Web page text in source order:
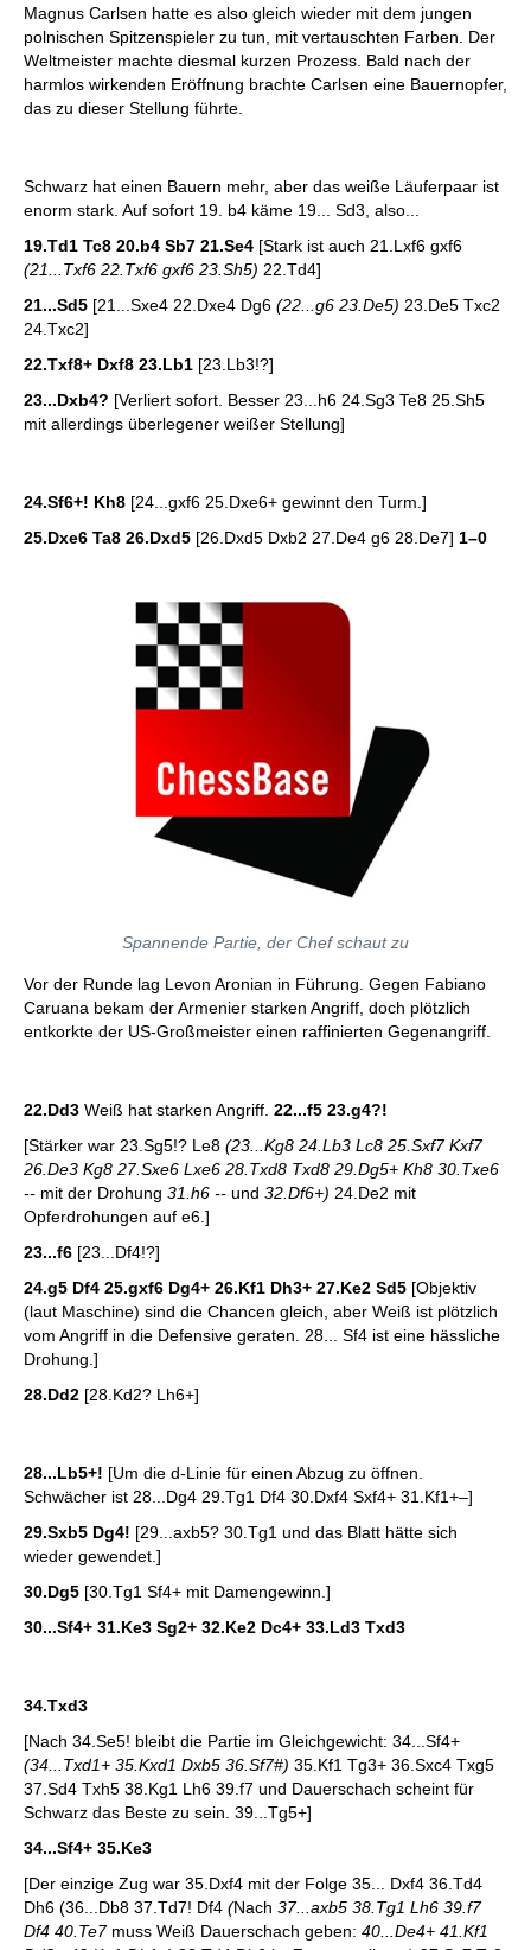
Magnus Carlsen hatte es also gleich wieder mit dem jungen
polnischen Spitzenspieler zu tun, mit vertauschten Farben. Der
Weltmeister machte diesmal kurzen Prozess. Bald nach der
harmlos wirkenden Eröffnung brachte Carlsen eine Bauernopfer,
das zu dieser Stellung führte.
Schwarz hat einen Bauern mehr, aber das weiße Läuferpaar ist
enorm stark. Auf sofort 19. b4 käme 19... Sd3, also...
19.Td1 Tc8 20.b4 Sb7 21.Se4 [Stark ist auch 21.Lxf6 gxf6
(21...Txf6 22.Txf6 gxf6 23.Sh5) 22.Td4]
21...Sd5 [21...Sxe4 22.Dxe4 Dg6 (22...g6 23.De5) 23.De5 Txc2
24.Txc2]
22.Txf8+ Dxf8 23.Lb1 [23.Lb3!?]
23...Dxb4? [Verliert sofort. Besser 23...h6 24.Sg3 Te8 25.Sh5
mit allerdings überlegener weißer Stellung]
24.Sf6+! Kh8 [24...gxf6 25.Dxe6+ gewinnt den Turm.]
25.Dxe6 Ta8 26.Dxd5 [26.Dxd5 Dxb2 27.De4 g6 28.De7] 1–0
Spannende Partie, der Chef schaut zu
Vor der Runde lag Levon Aronian in Führung. Gegen Fabiano
Caruana bekam der Armenier starken Angriff, doch plötzlich
entkorkte der US-Großmeister einen raffinierten Gegenangriff.
22.Dd3 Weiß hat starken Angriff. 22...f5 23.g4?!
[Stärker war 23.Sg5!? Le8 (23...Kg8 24.Lb3 Lc8 25.Sxf7 Kxf7
26.De3 Kg8 27.Sxe6 Lxe6 28.Txd8 Txd8 29.Dg5+ Kh8 30.Txe6
-- mit der Drohung 31.h6 -- und 32.Df6+) 24.De2 mit
Opferdrohungen auf e6.]
23...f6 [23...Df4!?]
24.g5 Df4 25.gxf6 Dg4+ 26.Kf1 Dh3+ 27.Ke2 Sd5 [Objektiv
(laut Maschine) sind die Chancen gleich, aber Weiß ist plötzlich
vom Angriff in die Defensive geraten. 28... Sf4 ist eine hässliche
Drohung.]
28.Dd2 [28.Kd2? Lh6+]
28...Lb5+! [Um die d-Linie für einen Abzug zu öffnen.
Schwächer ist 28...Dg4 29.Tg1 Df4 30.Dxf4 Sxf4+ 31.Kf1+–]
29.Sxb5 Dg4! [29...axb5? 30.Tg1 und das Blatt hätte sich
wieder gewendet.]
30.Dg5 [30.Tg1 Sf4+ mit Damengewinn.]
30...Sf4+ 31.Ke3 Sg2+ 32.Ke2 Dc4+ 33.Ld3 Txd3
34.Txd3
[Nach 34.Se5! bleibt die Partie im Gleichgewicht: 34...Sf4+
(34...Txd1+ 35.Kxd1 Dxb5 36.Sf7#) 35.Kf1 Tg3+ 36.Sxc4 Txg5
37.Sd4 Txh5 38.Kg1 Lh6 39.f7 und Dauerschach scheint für
Schwarz das Beste zu sein. 39...Tg5+]
34...Sf4+ 35.Ke3
[Der einzige Zug war 35.Dxf4 mit der Folge 35... Dxf4 36.Td4
Dh6 (36...Db8 37.Td7! Df4 (Nach 37...axb5 38.Tg1 Lh6 39.f7
Df4 40.Te7 muss Weiß Dauerschach geben: 40...De4+ 41.Kf1